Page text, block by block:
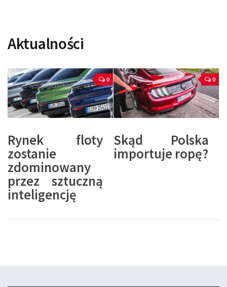
Aktualności
0
Rynek floty
zostanie
zdominowany
przez sztuczną
inteligencję
0
Skąd Polska
importuje ropę?